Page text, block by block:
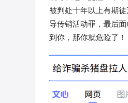
被判处十年以上有期
导传销活动罪，最后
到你，那你就危险了！